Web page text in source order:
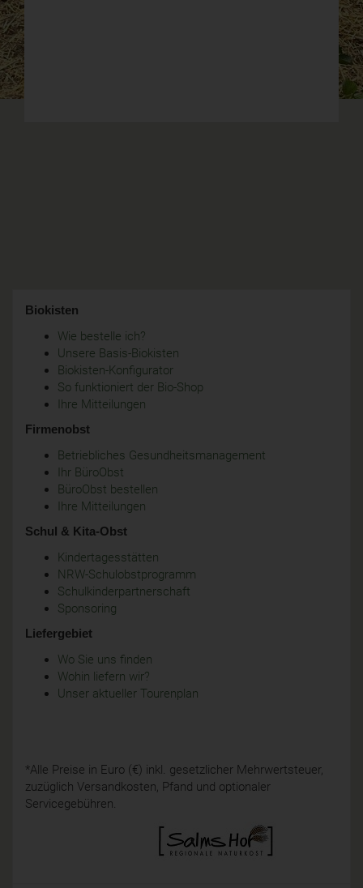
Biokisten
Wie bestelle ich?
Unsere Basis-Biokisten
Biokisten-Konfigurator
So funktioniert der Bio-Shop
Ihre Mitteilungen
Firmenobst
Betriebliches Gesundheitsmanagement
Ihr BüroObst
BüroObst bestellen
Ihre Mitteilungen
Schul & Kita-Obst
Kindertagesstätten
NRW-Schulobstprogramm
Schulkinderpartnerschaft
Sponsoring
Liefergebiet
Wo Sie uns finden
Wohin liefern wir?
Unser aktueller Tourenplan
*Alle Preise in Euro (€) inkl. gesetzlicher Mehrwertsteuer,
zuzüglich Versandkosten, Pfand und optionaler
Servicegebühren.